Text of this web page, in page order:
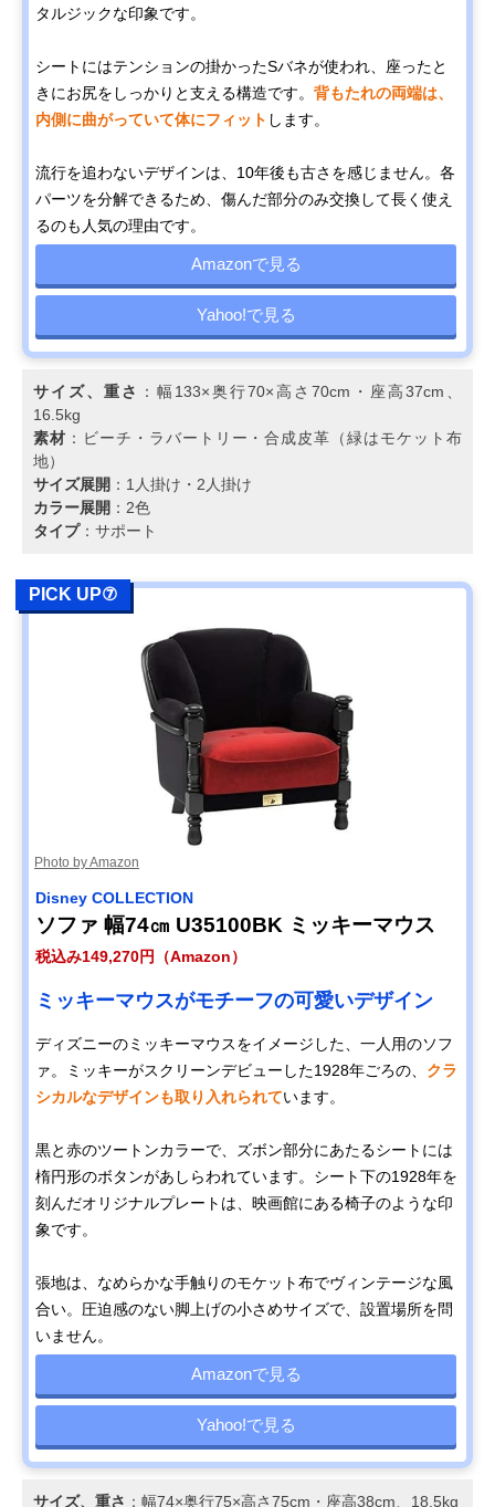
タルジックな印象です。
シートにはテンションの掛かったSバネが使われ、座ったと
きにお尻をしっかりと支える構造です。 背もたれの両端は、
内側に曲がっていて体にフィット します。
流行を追わないデザインは、10年後も古さを感じません。各
パーツを分解できるため、傷んだ部分のみ交換して長く使え
るのも人気の理由です。
Amazonで見る
Yahoo!で見る
サイズ、重さ
：幅133×奥行70×高さ70cm・座高37cm、
16.5kg
素材 ：ビーチ・ラバートリー・合成皮革（緑はモケット布
地）
サイズ展開 ：1人掛け・2人掛け
カラー展開 ：2色
タイプ：サポート
PICK UP⑦
Photo by Amazon
Disney COLLECTION
ソファ 幅74㎝ U35100BK ミッキーマウス
税込み149,270円（Amazon）
ミッキーマウスがモチーフの可愛いデザイン
ディズニーのミッキーマウスをイメージした、一人用のソフ
ァ。ミッキーがスクリーンデビューした1928年ごろの、 クラ
シカルなデザインも取り入れられています。
黒と赤のツートンカラーで、ズボン部分にあたるシートには
楕円形のボタンがあしらわれています。シート下の1928年を
刻んだオリジナルプレートは、映画館にある椅子のような印
象です。
張地は、なめらかな手触りのモケット布でヴィンテージな風
合い。圧迫感のない脚上げの小さめサイズで、設置場所を問
いません。
Amazonで見る
Yahoo!で見る
サイズ、重さ ：幅74×奥行75×高さ75cm・座高38cm、18.5kg